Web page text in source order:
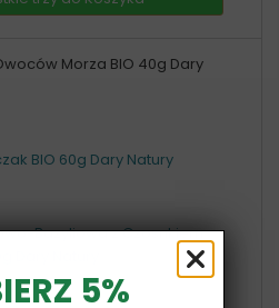
Morza BIO 40g Dary
BIO 60g Dary Natury
Bazyliowa z Czosnkiem
5%